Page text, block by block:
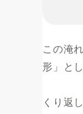
この淹
形」と
くり返